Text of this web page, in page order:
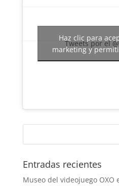
Tweets por el
Haz clic para
marketing y
Entradas recientes
Museo del videojuego OXO